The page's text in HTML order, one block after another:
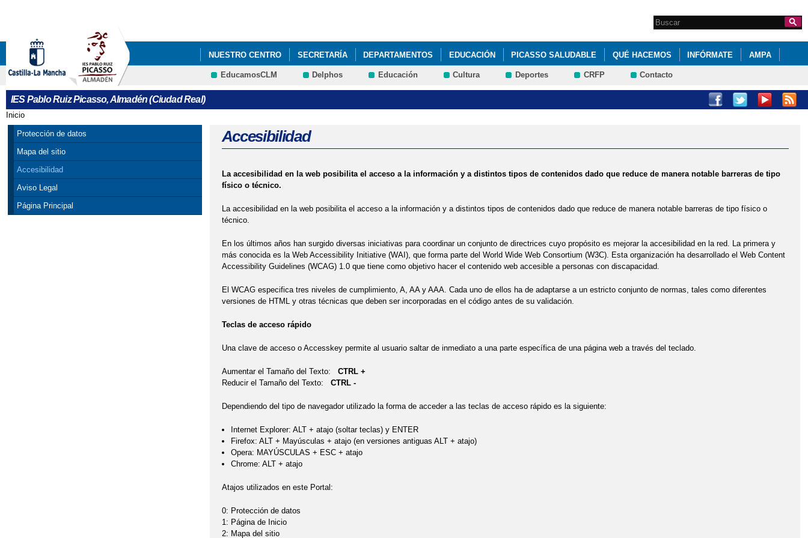
Formulario de
búsqueda
Search this site
NUESTRO CENTRO SECRETARÍA DEPARTAMENTOS EDUCACIÓN PICASSO SALUDABLE QUÉ HACEMOS INFÓRMATE AMPA
AYUDAS DE LIBROS CONCEDIDAS Y DENEGADAS 19-20 CONFLICTO COLECTIVO DE ALUMNOS DEPARTAMENTO DE LATÍN
EducamosCLM Delphos Educación Cultura Deportes CRFP Contacto
IES Pablo Ruiz Picasso, Almadén (Ciudad Real)
Se encuentra usted aquí
Inicio
Protección de datos
Mapa del sitio
Accesibilidad
Aviso Legal
Página Principal
Accesibilidad
La accesibilidad en la web posibilita el acceso a la información y a distintos tipos de contenidos dado que reduce de manera notable barreras de tipo
físico o técnico.
La accesibilidad en la web posibilita el acceso a la información y a distintos tipos de contenidos dado que reduce de manera notable barreras de tipo físico o
técnico.
En los últimos años han surgido diversas iniciativas para coordinar un conjunto de directrices cuyo propósito es mejorar la accesibilidad en la red. La primera y
más conocida es la Web Accessibility Initiative (WAI), que forma parte del World Wide Web Consortium (W3C). Esta organización ha desarrollado el Web Content
Accessibility Guidelines (WCAG) 1.0 que tiene como objetivo hacer el contenido web accesible a personas con discapacidad.
El WCAG especifica tres niveles de cumplimiento, A, AA y AAA. Cada uno de ellos ha de adaptarse a un estricto conjunto de normas, tales como diferentes
versiones de HTML y otras técnicas que deben ser incorporadas en el código antes de su validación.
Teclas de acceso rápido
Una clave de acceso o Accesskey permite al usuario saltar de inmediato a una parte específica de una página web a través del teclado.
Aumentar el Tamaño del Texto: CTRL +
Reducir el Tamaño del Texto: CTRL -
Dependiendo del tipo de navegador utilizado la forma de acceder a las teclas de acceso rápido es la siguiente:
Internet Explorer: ALT + atajo (soltar teclas) y ENTER
Firefox: ALT + Mayúsculas + atajo (en versiones antiguas ALT + atajo)
Opera: MAYÚSCULAS + ESC + atajo
Chrome: ALT + atajo
Atajos utilizados en este Portal:
0: Protección de datos
1: Página de Inicio
2: Mapa del sitio